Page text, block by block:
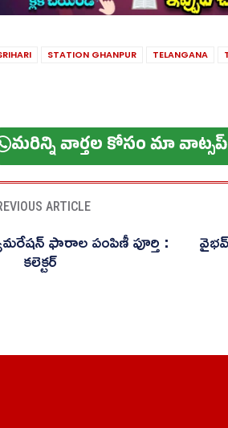
STATION GHANPUR TELANGANA
మ‌రిన్ని వార్త‌ల కోసం మా
ARTICLE
ఫారాల పంపిణీ పూర్తి :
కలెక్టర్